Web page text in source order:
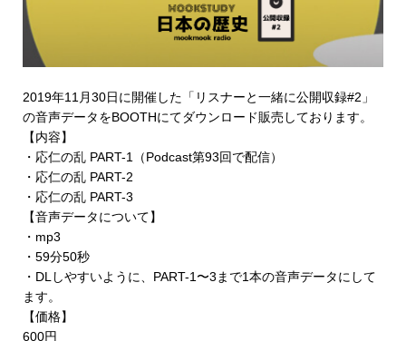
2019年11月30日に開催した「リスナーと一緒に公開収録#2」
の音声データをBOOTHにてダウンロード販売 しております。
【内容】
・応仁の乱 PART-1（Podcast第93回で配信）
・応仁の乱 PART-2
・応仁の乱 PART-3
【音声データについて】
・mp3
・59分50秒
・DLしやすいように、PART-1〜3まで1本の音声データにして
ます。
【価格】
600円